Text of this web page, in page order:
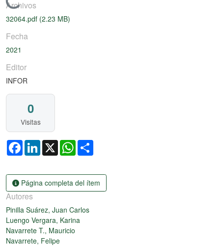
Cargando...
Archivos
32064.pdf (2.23 MB)
Fecha
2021
Editor
INFOR
0
Visitas
FacebookLinkedIn
X WhatsApp
Página completa del ítem
Autores
Pinilla Suárez, Juan Carlos
Luengo Vergara, Karina
Navarrete T., Mauricio
Navarrete, Felipe